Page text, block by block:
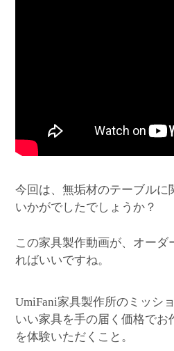
今回は、無垢材のテーブルに
いかがでしたでしょうか？
この家具製作動画が、オーダ
ればいいですね。
UmiFani家具製作所のミッシ
いい家具を手の届く価格でお
を体験いただくこと。